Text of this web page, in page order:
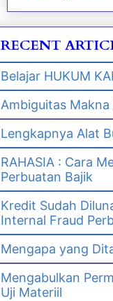
RECENT
Belajar HUKUM
Ambiguitas Makna
Lengkapnya Alat
RAHASIA : Cara
Perbuatan Bajik
Kredit Sudah
Internal Fraud
Mengapa yang
Mengabulkan
Uji Materiil